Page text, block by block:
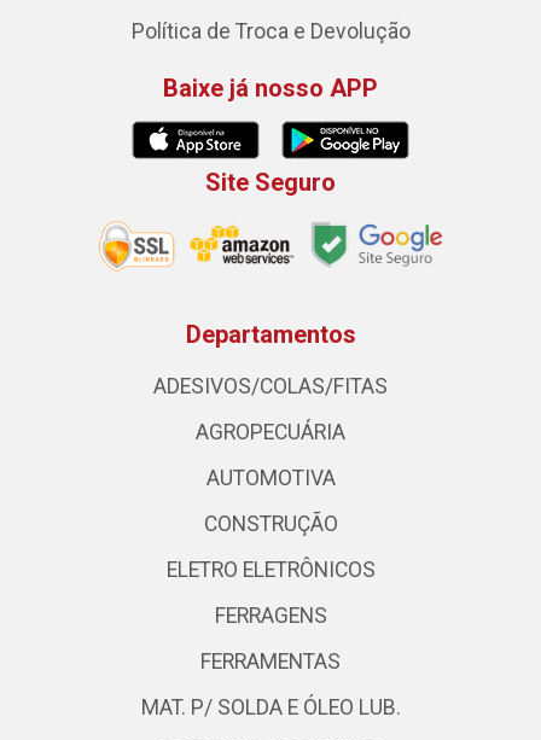
Política de Troca e Devolução
Baixe já nosso APP
Site Seguro
Departamentos
ADESIVOS/COLAS/FITAS
AGROPECUÁRIA
AUTOMOTIVA
CONSTRUÇÃO
ELETRO ELETRÔNICOS
FERRAGENS
FERRAMENTAS
MAT. P/ SOLDA E ÓLEO LUB.